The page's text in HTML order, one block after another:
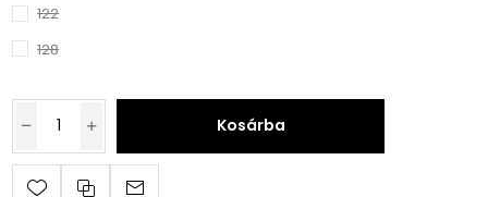
122
128
Kosárba